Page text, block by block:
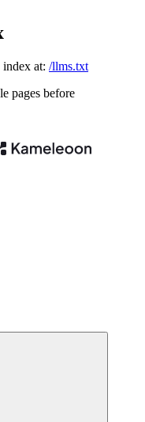
index at: /llms.txt
pages before